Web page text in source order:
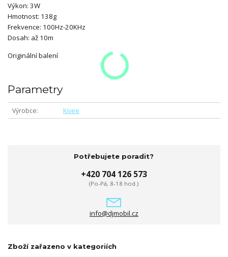
Výkon: 3W
Hmotnost: 138g
Frekvence: 100Hz-20KHz
Dosah: až 10m
Originální balení
Parametry
Výrobce Kivee
Potřebujete poradit?
+420 704 126 573
(Po-Pá, 8-18 hod.)
info@djmobil.cz
Zboží zařazeno v kategoriích